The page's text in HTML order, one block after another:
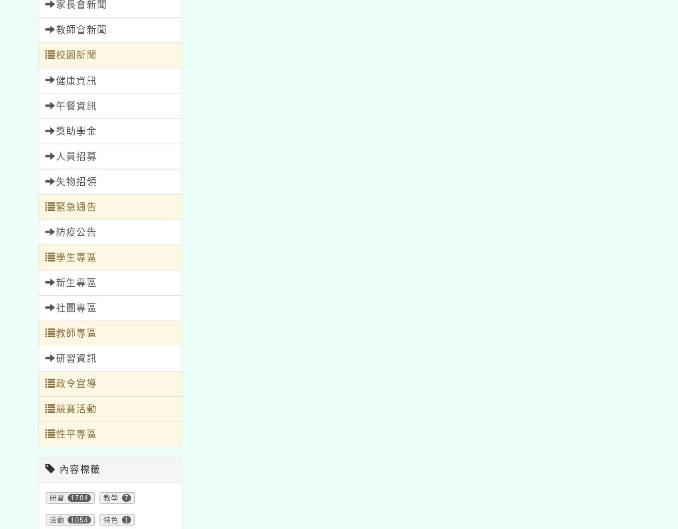
家長會新聞
教師會新聞
校園新聞
健康資訊
午餐資訊
獎助學金
人員招募
失物招領
緊急通告
防疫公告
學生專區
新生專區
社團專區
教師專區
研習資訊
政令宣導
競賽活動
性平專區
內容標籤
研習 1704 教學 7
活動 1054 特色 1